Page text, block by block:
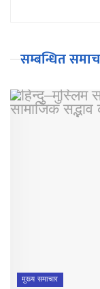
सम्बन्धित
मुख्य समाचार